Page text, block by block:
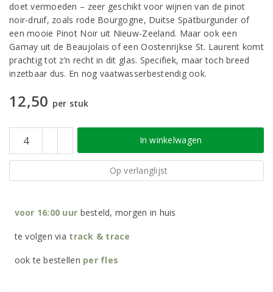
doet vermoeden – zeer geschikt voor wijnen van de pinot
noir-druif, zoals rode Bourgogne, Duitse Spätburgunder of
een mooie Pinot Noir uit Nieuw-Zeeland. Maar ook een
Gamay uit de Beaujolais of een Oostenrijkse St. Laurent komt
prachtig tot z’n recht in dit glas. Specifiek, maar toch breed
inzetbaar dus. En nog vaatwasserbestendig ook.
12,50 per stuk
In winkelwagen
Op verlanglijst
voor 16:00 uur besteld, morgen in huis
te volgen via track & trace
ook te bestellen per fles